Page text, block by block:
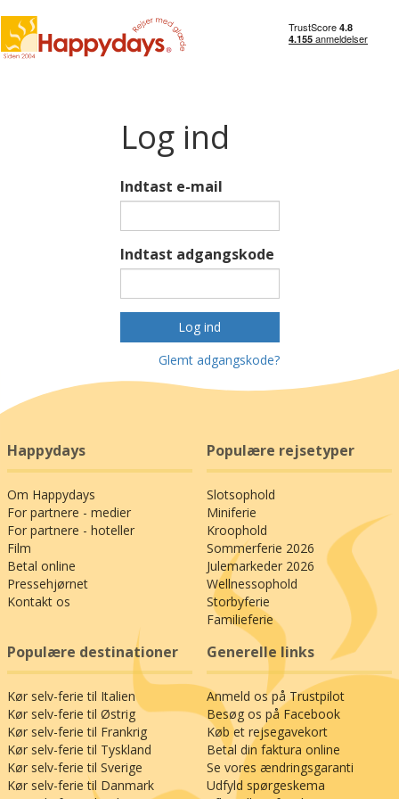
Log ind
Indtast e-mail
Indtast adgangskode
Log ind
Glemt adgangskode?
Happydays
Om Happydays
For partnere - medier
For partnere - hoteller
Film
Betal online
Pressehjørnet
Kontakt os
Populære rejsetyper
Slotsophold
Miniferie
Kroophold
Sommerferie 2026
Julemarkeder 2026
Wellnessophold
Storbyferie
Familieferie
Populære destinationer
Kør selv-ferie til Italien
Kør selv-ferie til Østrig
Kør selv-ferie til Frankrig
Kør selv-ferie til Tyskland
Kør selv-ferie til Sverige
Kør selv-ferie til Danmark
Generelle links
Anmeld os på Trustpilot
Besøg os på Facebook
Køb et rejsegavekort
Betal din faktura online
Se vores ændringsgaranti
Udfyld spørgeskema